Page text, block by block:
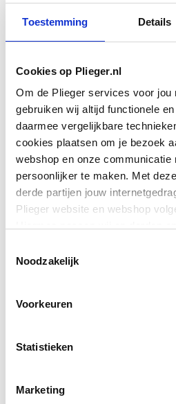
Toestemming Details
Cookies op Plieger.nl
Om de Plieger services voor jou
gebruiken wij altijd functionele
daarmee vergelijkbare
cookies plaatsen om je bezoek
webshop en onze communicatie
persoonlijker te maken. Met
derde partijen jouw
Plieger website en webshop
We slaan je cookievoorkeur op in
Noodzakelijk
Voorkeuren
Statistieken
Marketing
Materiaal sifon
Materiaal plug
Kleur danser/overloop
Uitwendige
buisdiameter aansluiting
1
40
Waterslothoogte
Toon
Downloads
EPD certificaat